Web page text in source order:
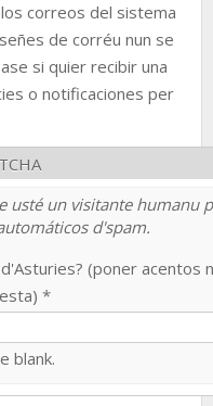
correos del sistema
de corréu nun se
si quier recibir una
o notificaciones per
usté un visitante humanu
d'spam.
(poner acentos
*
blank.